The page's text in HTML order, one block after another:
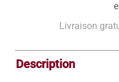
Livraison
Description